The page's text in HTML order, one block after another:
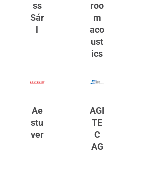
ss
Sár
roo
m
aco
ust
ics
Ae
stu
ver
AGI
TE
C
AG